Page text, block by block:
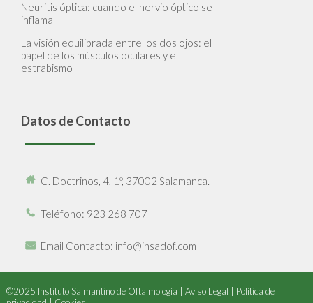
Neuritis óptica: cuando el nervio óptico se
inflama
La visión equilibrada entre los dos ojos: el
papel de los músculos oculares y el
estrabismo
Datos de Contacto
C. Doctrinos, 4, 1º, 37002 Salamanca.
Teléfono: 923 268 707
Email Contacto: info@insadof.com
©2025 Instituto Salmantino de Oftalmología | Aviso Legal
Política de